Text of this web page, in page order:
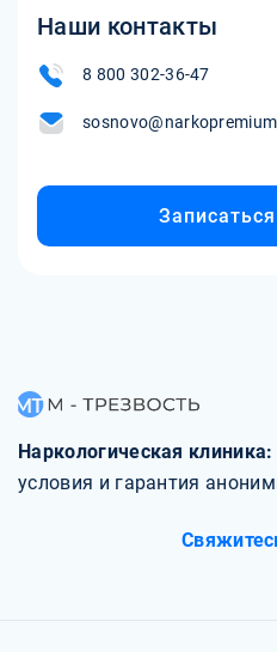
Наши контакты
8 800 302-36-47
Наркологическая клиника:
условия и гарантия